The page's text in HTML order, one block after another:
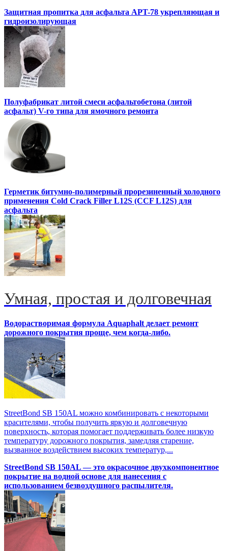
Защитная пропитка для асфальта APT-78 укрепляющая и
гидроизолирующая
Полуфабрикат литой смеси асфальтобетона (литой
асфальт) V-го типа для ямочного ремонта
Герметик битумно-полимерный прорезиненный холодного
применения Cold Crack Filler L12S (ССF L12S) для
асфальта
Умная, простая и долговечная
Водорастворимая формула Aquaphalt делает ремонт
дорожного покрытия проще, чем когда-либо.
StreetBond SB 150AL можно комбинировать с некоторыми
красителями, чтобы получить яркую и долговечную
поверхность, которая помогает поддерживать более низкую
температуру дорожного покрытия, замедляя старение,
вызванное воздействием высоких температур,...
StreetBond SB 150AL — это окрасочное двухкомпонентное
покрытие на водной основе для нанесения с
использованием безвоздушного распылителя.